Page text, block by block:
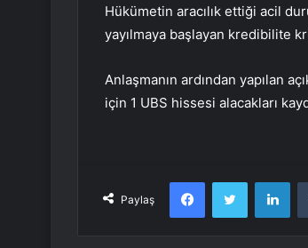
Hükümetin aracılık ettiği acil
yayılmaya başlayan kredibilite
Anlaşmanın ardından yapılan
için 1 UBS hissesi alacakları
Paylaş
FacebookTwitter